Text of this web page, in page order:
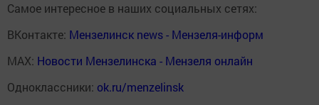
Самое интересное в наших социальных сетях:
ВКонтакте: Мензелинск news - Мензеля-информ
MAX: Новости Мензелинска - Мензеля онлайн
Одноклассники: ok.ru/menzelinsk